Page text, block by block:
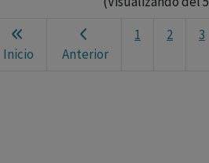
Inicio Anterior
1 2 3